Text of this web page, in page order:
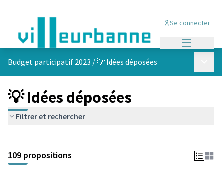
Se connecter
Budget participatif 2023 /💡 Idées déposées
💡 Idées déposées
Filtrer et rechercher
+
−
109 propositions